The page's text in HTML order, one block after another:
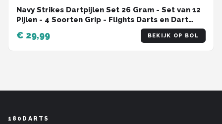
Navy Strikes Dartpijlen Set 26 Gram - Set van 12
Pijlen - 4 Soorten Grip - Flights Darts en Dart
Shafts - Darten - 108 Delige Set - Incl Add-a-
Gram 27 Gram
€ 29,99 BEKIJK OP BOL
180DARTS